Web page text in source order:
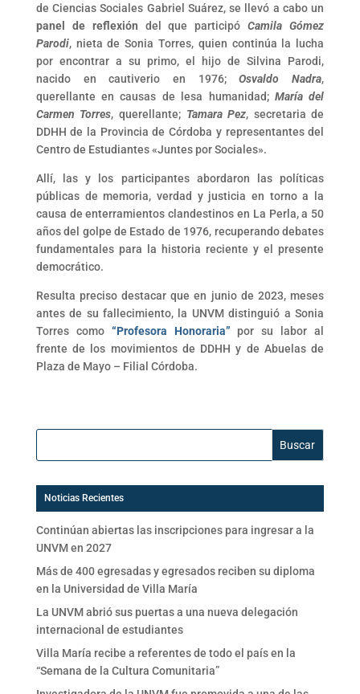
de Ciencias Sociales Gabriel Suárez, se llevó a cabo un
panel de reflexión del que participóCamila Gómez
Parodi, nieta de Sonia Torres, quien continúa la lucha
por encontrar a su primo, el hijo de Silvina Parodi,
nacido en cautiverio en 1976;Osvaldo Nadra,
querellante en causas de lesa humanidad; María del
Carmen Torres, querellante; Tamara Pez, secretaria de
DDHH de la Provincia de Córdoba y representantes del
Centro de Estudiantes «Juntes por Sociales».
Allí, las y los participantes abordaron las políticas
públicas de memoria, verdad y justicia en torno a la
causa de enterramientos clandestinos en La Perla, a 50
años del golpe de Estado de 1976, recuperando debates
fundamentales para la historia reciente y el presente
democrático.
Resulta preciso destacar que en junio de 2023, meses
antes de su fallecimiento, la UNVM distinguió a Sonia
Torres como “Profesora Honoraria” por su labor al
frente de los movimientos de DDHH y de Abuelas de
Plaza de Mayo – Filial Córdoba.
Buscar:
Noticias Recientes
Continúan abiertas las inscripciones para ingresar a la
UNVM en 2027
Más de 400 egresadas y egresados reciben su diploma
en la Universidad de Villa María
La UNVM abrió sus puertas a una nueva delegación
internacional de estudiantes
Villa María recibe a referentes de todo el país en la
“Semana de la Cultura Comunitaria”